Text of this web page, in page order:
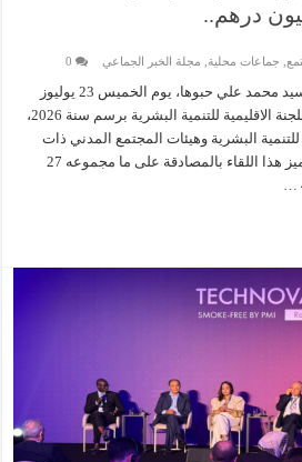
جماعات محلية مجلة الخبر الجماعي 0
ترأس عامل إقليم سطات، السيد محمد علي حبوها، يوم الخميس 23 يوليوز
2026، بمقر العمالة، اجتماع اللجنة الاقليمية للتنمية البشرية برسم سنة 2026،
للتنمية البشرية وهيئات المجتمع المدني ذات
الصلة بالتنمية البشرية، وقد تميز هذا اللقاء بالمصادقة على ما مجموعه 27